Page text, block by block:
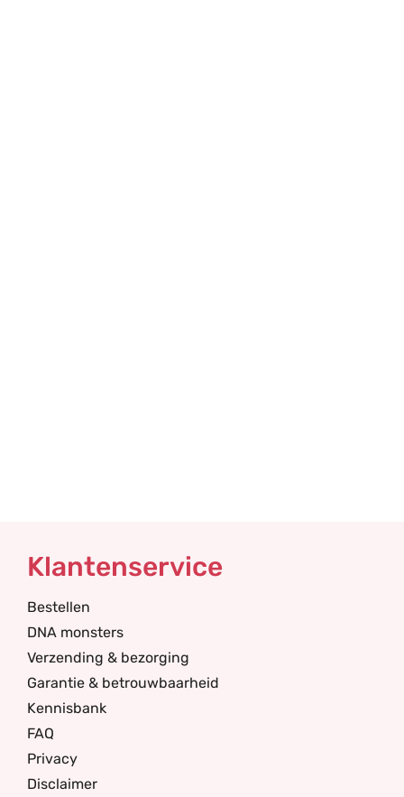
Klantenservice
Bestellen
DNA monsters
Verzending & bezorging
Garantie & betrouwbaarheid
Kennisbank
FAQ
Privacy
Disclaimer